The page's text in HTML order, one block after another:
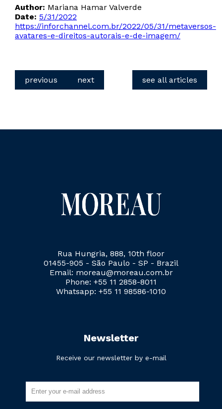
Author: Mariana Hamar Valverde
Date: 5/31/2022
https://inforchannel.com.br/2022/05/31/metaversos-
avatares-e-direitos-autorais-e-de-imagem/
previous next see all articles
Rua Hungria, 888, 10th floor
01455-905 - São Paulo - SP - Brazil
Email: moreau@moreau.com.br
Phone: +55 11 2858-8011
Whatsapp: +55 11 98586-1010
Newsletter
Receive our newsletter by e-mail